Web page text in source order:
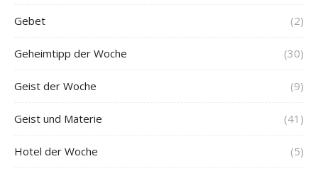
Gebet (2)
Geheimtipp der Woche (30)
Geist der Woche (9)
Geist und Materie (41)
Hotel der Woche (5)